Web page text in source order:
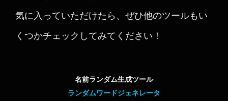
気に入っていただけたら、ぜひ他のツールもい
くつかチェックしてみてください！
名前ランダム生成ツール
ランダムワードジェネレータ